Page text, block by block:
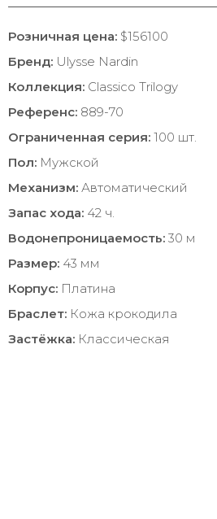
Розничная цена: $156100
Бренд: Ulysse Nardin
Коллекция: Classico Trilogy
Референс: 889-70
Ограниченная серия: 100 шт.
Пол: Мужской
Механизм: Автоматический
Запас хода: 42 ч.
Водонепроницаемость: 30 м
Размер: 43 мм
Корпус: Платина
Браслет: Кожа крокодила
Застёжка: Классическая